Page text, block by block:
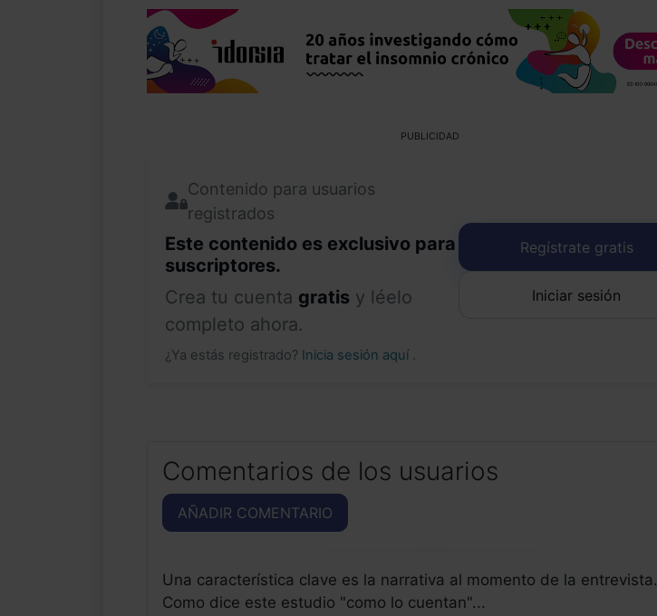
PUBLICIDAD
Contenido para usuarios
registrados
Este contenido es exclusivo para
suscriptores.
Crea tu cuenta gratis y léelo
completo ahora.
¿Ya estás registrado? Inicia sesión aquí .
Regístrate gratis
Iniciar sesión
Comentarios de los usuarios
AÑADIR COMENTARIO
Una característica clave es la narrativa al momento de la entrevista.
Como dice este estudio "como lo cuentan"...